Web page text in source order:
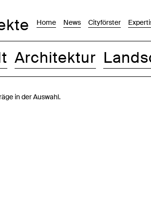
Home News Cityförster
Architektur
in der Auswahl.